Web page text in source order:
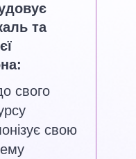
та
свого
свою